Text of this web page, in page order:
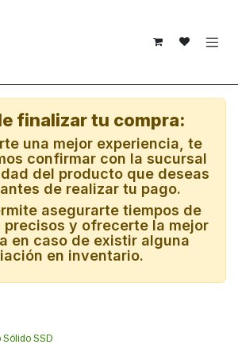
finalizar tu compra:
una mejor experiencia, te
confirmar con la sucursal
del producto que deseas
de realizar tu pago.
asegurarte tiempos de
precisos y ofrecerte la mejor
en caso de existir alguna
en inventario.
Sólido SSD